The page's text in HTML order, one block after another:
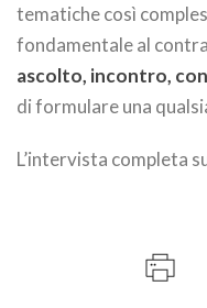
tematiche così
fondamentale al
ascolto, incontro,
di formulare una
L’intervista completa